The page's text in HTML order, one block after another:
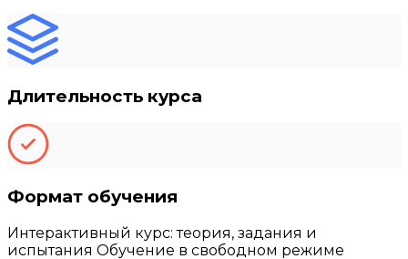
Длительность курса
Формат обучения
Интерактивный курс: теория, задания и
испытания Обучение в свободном режиме